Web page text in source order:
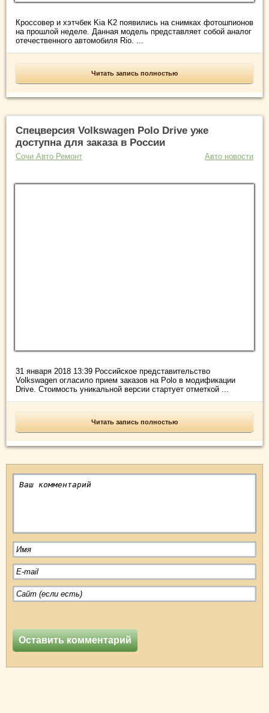
Кроссовер и хэтчбек Kia K2 появились на снимках фотошпионов
на прошлой неделе. Данная модель представляет собой аналог
отечественного автомобиля Rio. ...
Читать запись полностью
Спецверсия Volkswagen Polo Drive уже
доступна для заказа в России
Сочи Авто Ремонт Авто новости
31 января 2018 13:39 Российское представительство
Volkswagen огласило прием заказов на Polo в модификации
Drive. Стоимость уникальной версии стартует отметкой ...
Читать запись полностью